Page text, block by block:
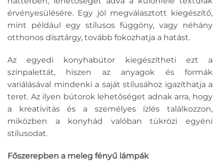
érvényesülésére. Egy jól megválasztott kiegészítő,
mint például egy stílusos függöny, vagy néhány
otthonos dísztárgy, tovább fokozhatja a hatást.
Az egyedi konyhabútor kiegészítheti ezt a
színpalettát, hiszen az anyagok és formák
variálásával mindenki a saját stílusához igazíthatja a
teret. Az ilyen bútorok lehetőséget adnak arra, hogy
a kreativitás és a személyes ízlés találkozzon,
miközben a konyhád valóban tükrözi egyéni
stílusodat.
Főszerepben a meleg fényű lámpák